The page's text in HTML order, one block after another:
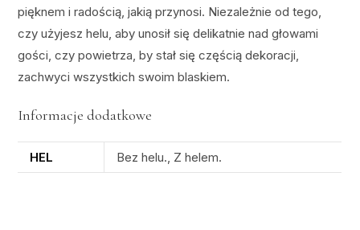
pięknem i radością, jakią przynosi. Niezależnie od tego,
czy użyjesz helu, aby unosił się delikatnie nad głowami
gości, czy powietrza, by stał się częścią dekoracji,
zachwyci wszystkich swoim blaskiem.
Informacje dodatkowe
HEL Bez helu., Z helem.